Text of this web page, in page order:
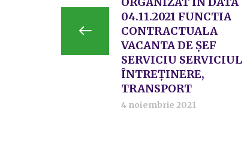
04.11.2021 FUNCTIA
CONTRACTUALA
VACANTA DE ŞEF
SERVICIU SERVICIUL
ÎNTREŢINERE,
TRANSPORT
4 noiembrie 2021